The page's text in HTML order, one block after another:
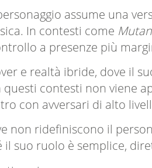
assume una
In contesti come
a presenze più
e realtà ibride, dove il
questi contesti non viene
con avversari di alto
non ridefiniscono il
suo ruolo è semplice,